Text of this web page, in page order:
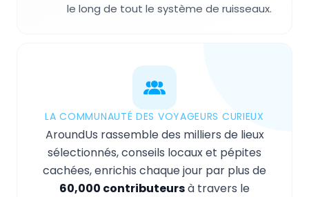
le long de tout le système de ruisseaux.
LA COMMUNAUTÉ DES VOYAGEURS CURIEUX
AroundUs rassemble des milliers de lieux
sélectionnés, conseils locaux et pépites
cachées, enrichis chaque jour par plus de
60,000 contributeursà travers le